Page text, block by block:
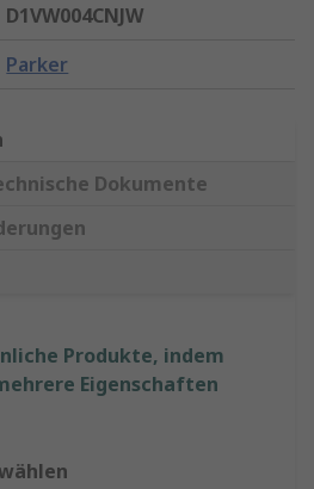
D1VW004CNJW
Parker
Dokumente
Produkte, indem
Eigenschaften